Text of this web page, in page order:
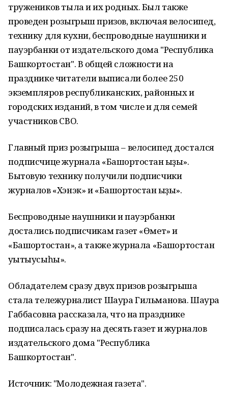
тружеников тыла и их родных. Был также
проведен розыгрыш призов, включая велосипед,
технику для кухни, беспроводные наушники и
пауэрбанки от издательского дома "Республика
Башкортостан". В общей сложности на
празднике читатели выписали более 250
экземпляров республиканских, районных и
городских изданий, в том числе и для семей
участников СВО.
Главный приз розыгрыша – велосипед достался
подписчице журнала «Башҡортостан ҡыҙы».
Бытовую технику получили подписчики
журналов «Хэнэк» и «Башҡортостан ҡыҙы».
Беспроводные наушники и пауэрбанки
достались подписчикам газет «Өмет» и
«Башҡортостан», а также журнала «Башҡортостан
уҡытыусыһы».
Обладателем сразу двух призов розыгрыша
стала тележурналист Шаура Гильманова. Шаура
Габбасовна рассказала, что на празднике
подписалась сразу на десять газет и журналов
издательского дома "Республика
Башкортостан".
Источник: "Молодежная газета".